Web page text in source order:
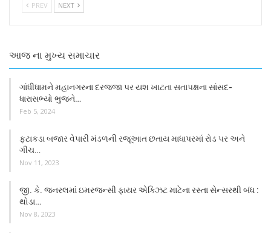
PREV NEXT
આજ ના મુખ્ય સમાચાર
ગાંધીધામને મહાનગરના દરજજા પર યશ ખાટતા સતાપક્ષના સાંસદ-
ધારાસભ્યો ભુજને…
Feb 5, 2024
ફટાકડા બજાર વેપારી મંડળની રજૂઆત છતાય માધાપરમાં રોડ પર અને
ગીચ…
Nov 11, 2023
જી. કે. જનરલમાં ઇમરજન્સી ફાયર એક્ઝિટ માટેના રસ્તા સેન્સરથી બંધ :
થોડા…
Nov 8, 2023